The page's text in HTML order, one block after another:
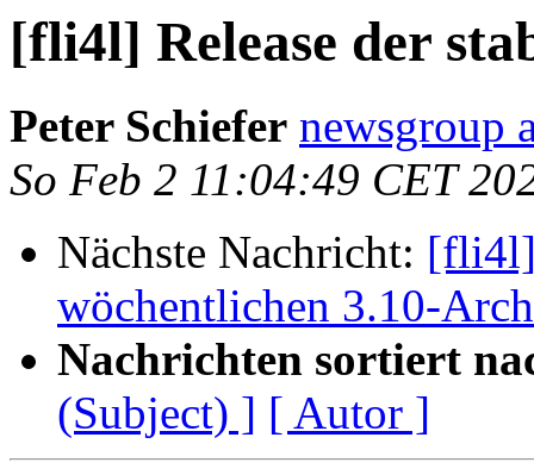
[fli4l] Release der
Peter Schiefer newsgroup
So Feb 2 11:04:49 CET
Nächste Nachricht: [fli4l]
wöchentlichen 3.10-
Nachrichten sortiert
(Subject) ] [ Autor ]